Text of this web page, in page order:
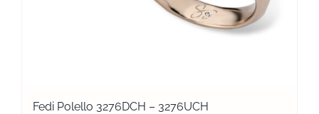
Fedi Polello 3276DCH – 3276UCH